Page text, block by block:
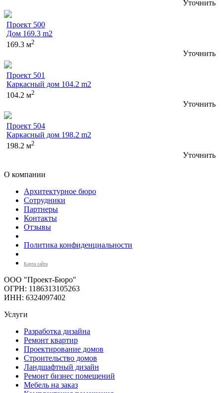
Уточнить
Проект 500
Дом 169.3 m2
169.3 м2
Уточнить
Проект 501
Каркасный дом 104.2 m2
104.2 м2
Уточнить
Проект 504
Каркасный дом 198.2 m2
198.2 м2
Уточнить
О компании
Архитектурное бюро
Сотрудники
Партнеры
Контакты
Отзывы
Политика конфиденциальности
Карта сайта
ООО "Проект-Бюро"
ОГРН: 1186313105263
ИНН: 6324097402
Услуги
Разработка дизайна
Ремонт квартир
Проектирование домов
Строительство домов
Ландшафтный дизайн
Ремонт бизнес помещений
Мебель на заказ